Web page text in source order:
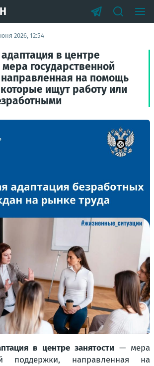
2026, 12:54
в центре
государственной
на помощь
ищут работу или
в центре занятости — мера
поддержки, направленная на